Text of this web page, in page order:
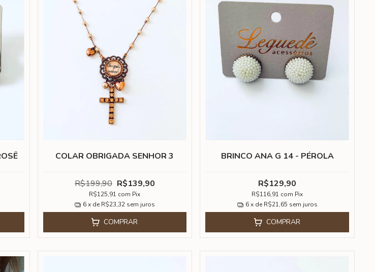
COLAR OBRIGADA SENHOR 3
R$199,90 R$139,90
R$125,91 com Pix
6x de R$23,32 sem juros
COMPRAR
BRINCO ANA G 14 - PÉROLA
R$129,90
R$116,91 com Pix
6 x de R$21,65 sem juros
COMPRAR